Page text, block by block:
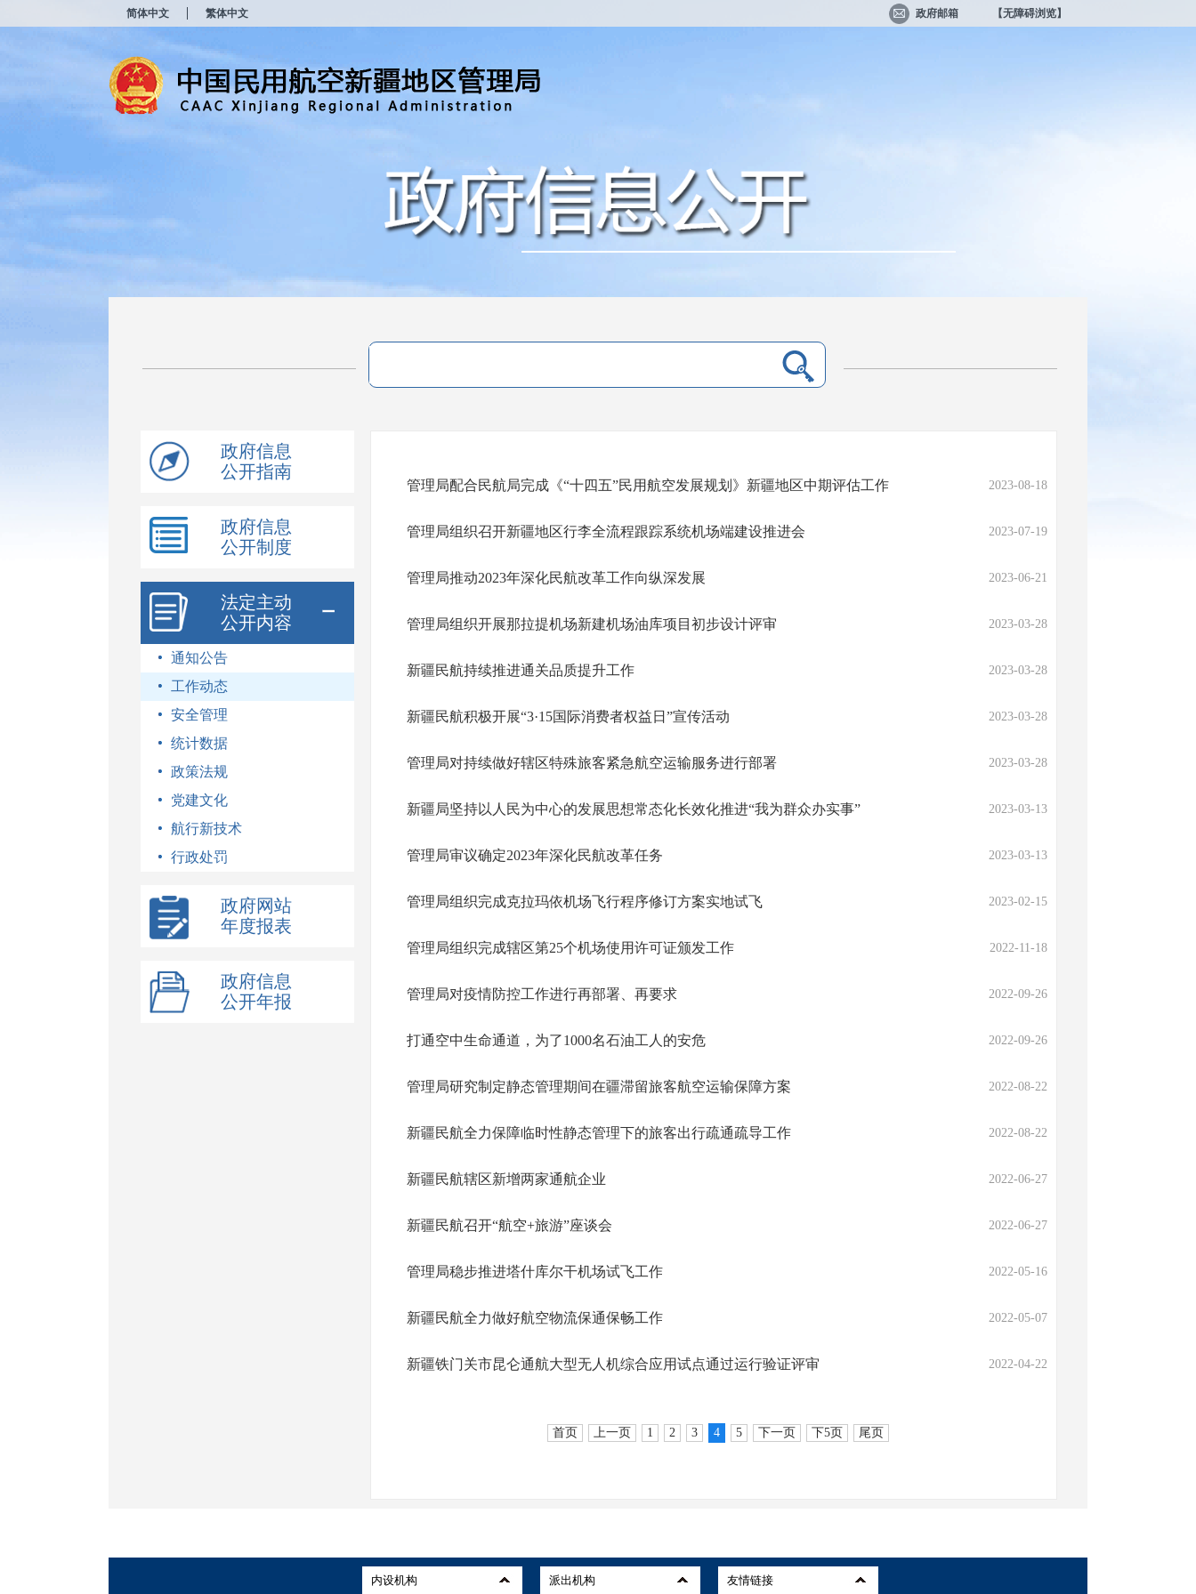
简体中文 繁体中文 政府邮箱 【无障碍浏览】
政府信息
公开指南
政府信息
公开制度
法定主动
公开内容
通知公告
工作动态
安全管理
统计数据
政策法规
党建文化
航行新技术
行政处罚
政府网站
年度报表
政府信息
公开年报
管理局配合民航局完成《“十四五”民用航空发展规划》新疆地区中期评估工作 2023-08-18
管理局组织召开新疆地区行李全流程跟踪系统机场端建设推进会 2023-07-19
管理局推动2023年深化民航改革工作向纵深发展 2023-06-21
管理局组织开展那拉提机场新建机场油库项目初步设计评审 2023-03-28
新疆民航持续推进通关品质提升工作 2023-03-28
新疆民航积极开展“3·15国际消费者权益日”宣传活动 2023-03-28
管理局对持续做好辖区特殊旅客紧急航空运输服务进行部署 2023-03-28
新疆局坚持以人民为中心的发展思想常态化长效化推进“我为群众办实事” 2023-03-13
管理局审议确定2023年深化民航改革任务 2023-03-13
管理局组织完成克拉玛依机场飞行程序修订方案实地试飞 2023-02-15
管理局组织完成辖区第25个机场使用许可证颁发工作 2022-11-18
管理局对疫情防控工作进行再部署、再要求 2022-09-26
打通空中生命通道，为了1000名石油工人的安危 2022-09-26
管理局研究制定静态管理期间在疆滞留旅客航空运输保障方案 2022-08-22
新疆民航全力保障临时性静态管理下的旅客出行疏通疏导工作 2022-08-22
新疆民航辖区新增两家通航企业 2022-06-27
新疆民航召开“航空+旅游”座谈会 2022-06-27
管理局稳步推进塔什库尔干机场试飞工作 2022-05-16
新疆民航全力做好航空物流保通保畅工作 2022-05-07
新疆铁门关市昆仑通航大型无人机综合应用试点通过运行验证评审 2022-04-22
首页 上一页 1 2 3 4 5 下一页 下5页 尾页
窗